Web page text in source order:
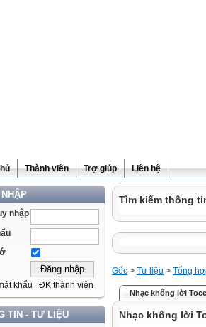
Thành viên Trợ giúp Liên hệ
nhập
khẩu ĐK thành viên
TIN - TƯ LIỆU
Tìm kiếm thông
Gốc > Tư liệu > Tổng
Nhạc không lời
Nhạc không lời